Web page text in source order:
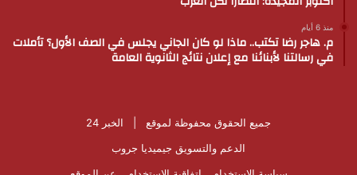
منذ 6 أيام
م. هاجر رضا تكتب.. ماذا لو كان الجاني يجلس في الصف الأول؟ تأملات
في رسالتنا لأبنائنا مع إعلان نتائج الثانوية العامة
جميع الحقوق محفوظة لموقع | الخبر 24
الدعم والتسويق جيميديا جروب